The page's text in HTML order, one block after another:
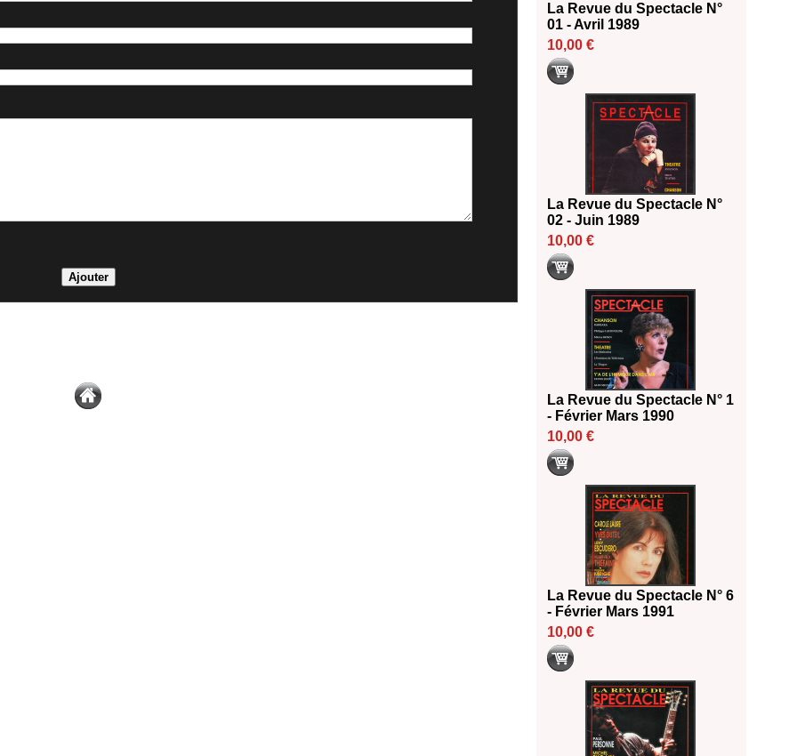
Nomination de Nathalie
Garraud et Olivier Saccomano à
la direction du Théâtre de
Gennevilliers - CDN
13/06/2026
Dispositif SACD Auteurs
d'espaces : les lauréats 2026
La Revue du Spectacle N°
01 - Avril 1989
10,00 €
La Revue du Spectacle N°
02 - Juin 1989
10,00 €
La Revue du Spectacle N° 1
- Février Mars 1990
10,00 €
La Revue du Spectacle N° 6
- Février Mars 1991
10,00 €